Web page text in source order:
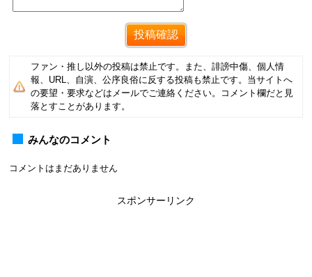
ファン・推し以外の投稿は禁止です。また、誹謗中傷、個人情
報、URL、自演、公序良俗に反する投稿も禁止です。当サイトへ
の要望・要求などはメールでご連絡ください。コメント欄だと見
落とすことがあります。
みんなのコメント
コメントはまだありません
スポンサーリンク